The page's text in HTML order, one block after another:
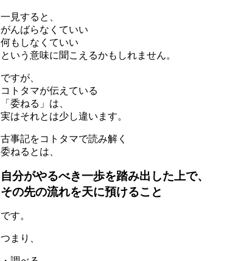
一見すると、
がんばらなくていい
何もしなくていい
という意味に聞こえるかもしれません。
ですが、
コトタマが伝えている
「委ねる」は、
実はそれとは少し違います。
古事記をコトタマで読み解く
委ねるとは、
自分がやるべき一歩を踏み出した上で、
その先の流れを天に預けること
です。
つまり、